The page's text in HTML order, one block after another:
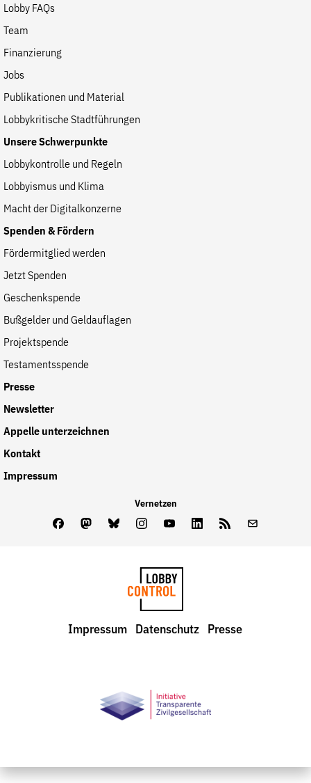
Lobby FAQs
Team
Finanzierung
Jobs
Publikationen und Material
Lobbykritische Stadtführungen
Unsere Schwerpunkte
Lobbykontrolle und Regeln
Lobbyismus und Klima
Macht der Digitalkonzerne
Spenden & Fördern
Fördermitglied werden
Jetzt Spenden
Geschenkspende
Bußgelder und Geldauflagen
Projektspende
Testamentsspende
Presse
Newsletter
Appelle unterzeichnen
Kontakt
Impressum
Vernetzen
FacebookMastodon
BlueskyInstagram
YoutubeLinkedInFeed
LobbyControl
Impressum Datenschutz Presse